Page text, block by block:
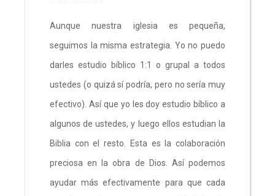
Aunque nuestra iglesia es pequeña,
seguimos la misma estrategia. Yo no puedo
darles estudio bíblico 1:1 o grupal a todos
ustedes (o quizá sí podría, pero no sería muy
efectivo). Así que yo les doy estudio bíblico a
algunos de ustedes, y luego ellos estudian la
Biblia con el resto. Esta es la colaboración
preciosa en la obra de Dios. Así podemos
ayudar más efectivamente para que cada